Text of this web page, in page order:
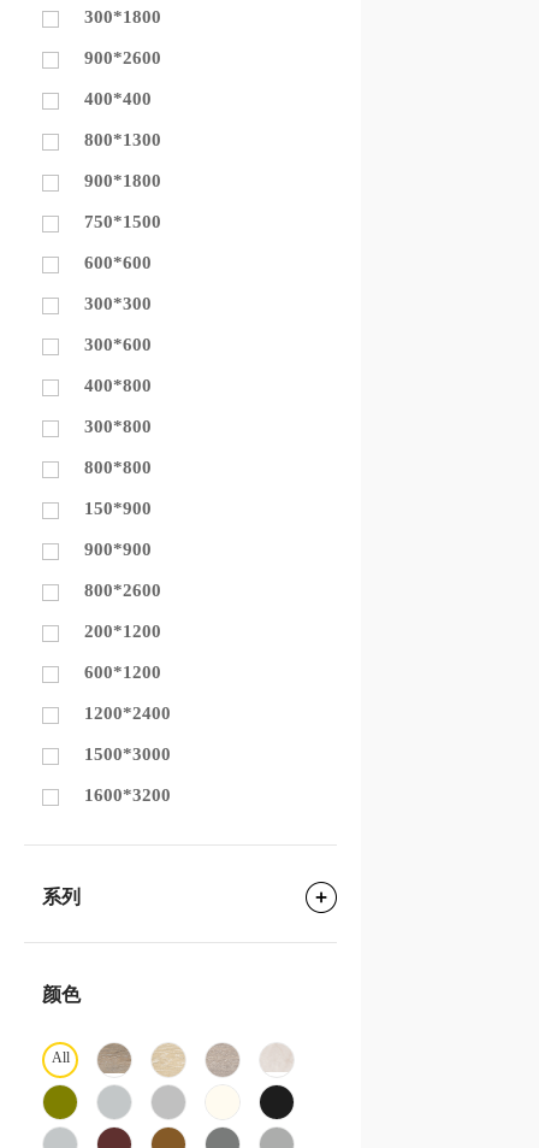
300*1800
900*2600
400*400
800*1300
900*1800
750*1500
600*600
300*300
300*600
400*800
300*800
800*800
150*900
900*900
800*2600
200*1200
600*1200
1200*2400
1500*3000
1600*3200
系列
颜色
All